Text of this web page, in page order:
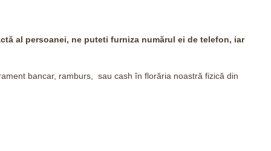
al persoanei, ne puteti furniza numărul ei de telefon, iar
bancar, ramburs, sau cash în florăria noastră fizică din